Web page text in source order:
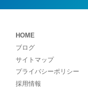
HOME
ブログ
サイトマップ
プライバシーポリシー
採用情報